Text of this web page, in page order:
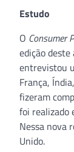
Estudo
O Consumer
edição
entrevistou
França,
fizeram
foi realizado
Nessa nova
Unido.